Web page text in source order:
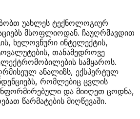
უახლეს ტექნოლოგიურ
მსოფლიოდან. ჩაუღრმავდით
ხელოვნური ინტელექტის,
თანამედროვე
სამყაროს.
ანალიზს, ექსპერტულ
რომლებიც ცვლის
და მიიღეთ ცოდნა,
წარმატების მიღწევაში.